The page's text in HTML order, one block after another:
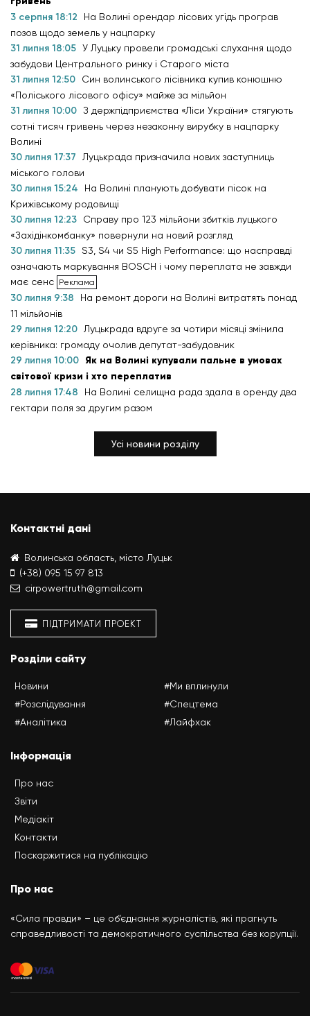
3 серпня 18:12
На Волині орендар лісових угідь програв
позов щодо земель у нацпарку
31 липня 18:05 У Луцьку провели громадські слухання щодо
забудови Центрального ринку і Старого міста
31 липня 12:50
Син волинського лісівника купив конюшню
«Поліського лісового офісу» майже за мільйон
31 липня 10:00 З держпідприємства «Ліси України» стягують
сотні тисяч гривень через незаконну вирубку в нацпарку
Волині
30 липня 17:37
Луцькрада призначила нових заступниць
міського голови
30 липня 15:24
На Волині планують добувати пісок на
Крижівському родовищі
30 липня 12:23
Справу про 123 мільйони збитків луцького
«Західінкомбанку» повернули на новий розгляд
30 липня 11:35 S3, S4 чи S5 High Performance: що насправді
означають маркування BOSCH і чому переплата не завжди
має сенс
30 липня 9:38
На ремонт дороги на Волині витратять понад
11 мільйонів
29 липня 12:20
Луцькрада вдруге за чотири місяці змінила
керівника: громаду очолив депутат-забудовник
29 липня 10:00 Як на Волині купували пальне в умовах
світової кризи і хто переплатив
28 липня 17:48
На Волині селищна рада здала в оренду два
гектари поля за другим разом
Усі новини розділу
Контактні дані
Волинська область, місто Луцьк
(+38) 095 15 97 813
cirpowertruth@gmail.com
ПІДТРИМАТИ ПРОЕКТ
Розділи сайту
Новини
#Розслідування
#Аналітика
#Ми вплинули
#Спецтема
#Лайфхак
Інформація
Про нас
Звіти
Медіакіт
Контакти
Поскаржитися на публікацію
Про нас
«Сила правди» – це об’єднання журналістів, які прагнуть
справедливості та демократичного суспільства без корупції.